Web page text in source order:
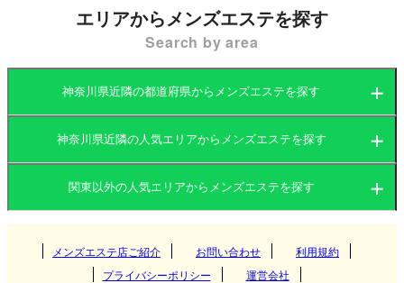
が展開しており、癒しを求める人々の人気スポット
になっています。横浜のメンズエステは、落ち着い
た個室での施術を提供するマンション型や、アクセ
スしやすい店舗型が主流で、出張型のサービスも充
実しています。観光やビジネスの途中でも利用しや
すい環境が整っており、全国的にも注目されるメン
ズエステエリアの一つです。
特に横浜駅周辺や桜木町、関内などのエリアに店舗
が集中しており、それぞれの店舗が独自の特色を打
エリアからメンズエステを探す
Search by area
神奈川県近隣の都道府県からメンズエステを探す
茨城県 群馬県
栃木県 東京都
神奈川県 千葉県
神奈川県近隣の人気エリアからメンズエステを探す
つくば 群馬県
関東以外の人気エリアからメンズエステを探す
関西
メンズエステ店ご紹介 お問い合わせ
利用規約
プライバシーポリシー
運営会社